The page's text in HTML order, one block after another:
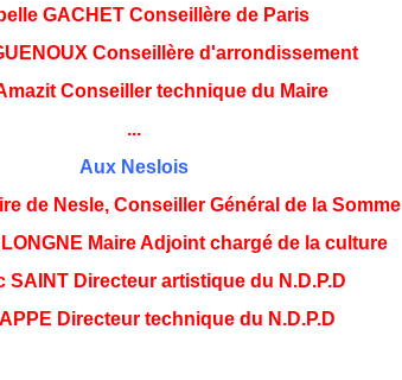
GACHET Conseillère de Paris
Conseillère d'arrondissement
Conseiller technique du Maire
...
Aux Neslois
de Nesle, Conseiller Général de la Somme
Maire Adjoint chargé de la culture
SAINT Directeur artistique du N.D.P.D
Directeur technique du N.D.P.D